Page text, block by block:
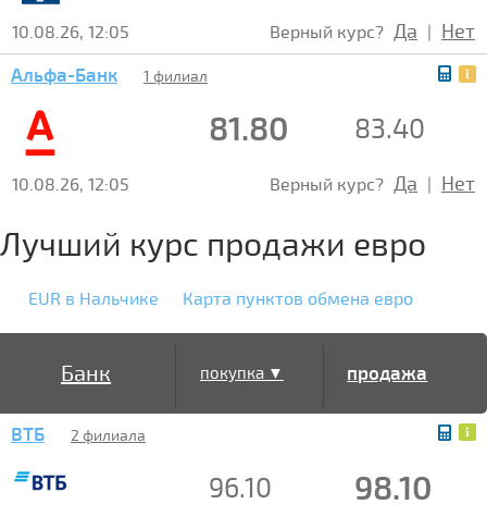
10.08.26, 12:05 Верный курс? Да | Нет
Альфа-Банк 1 филиал
81.80 83.40
10.08.26, 12:05 Верный курс? Да | Нет
Лучший курс продажи евро
EUR в Нальчике Карта пунктов обмена евро
Банк покупка ▼ продажа
ВТБ 2 филиала
96.10 98.10